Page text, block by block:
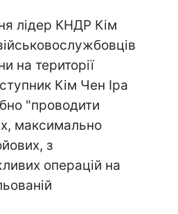
лідер КНДР Кім
на території
Кім Чен Іра
"проводити
максимально
з
операцій на